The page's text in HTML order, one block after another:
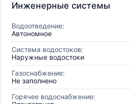
Инженерные системы
Водоотведение:
Автономное
Система водостоков:
Наружные водостоки
Газоснабжение:
Не заполнено
Горячее водоснабжение: